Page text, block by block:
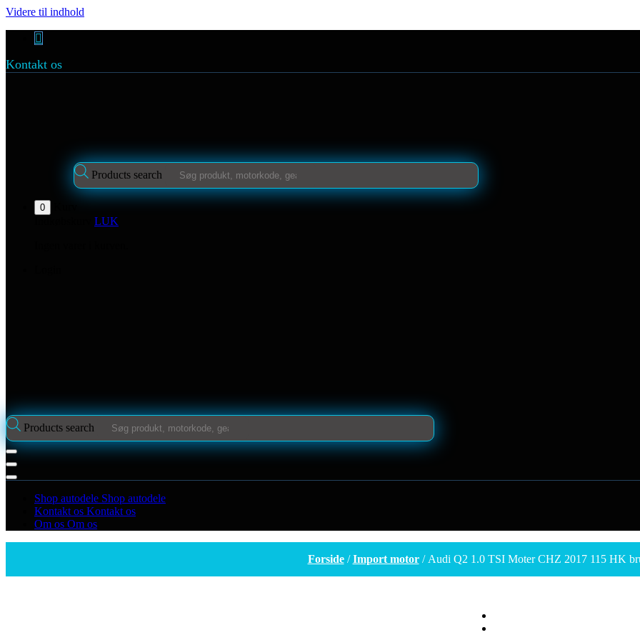
Videre til indhold
Kontakt os
Products search
0
LUK
Products search
Shop autodele Shop autodele
Kontakt os Kontakt os
Om os Om os
Forside/Import motor/ Audi Q2 1.0 TSI Moter CHZ 2017 115 HK